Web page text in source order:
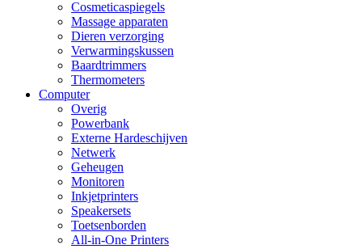
Cosmeticaspiegels
Massage apparaten
Dieren verzorging
Verwarmingskussen
Baardtrimmers
Thermometers
Computer
Overig
Powerbank
Externe Hardeschijven
Netwerk
Geheugen
Monitoren
Inkjetprinters
Speakersets
Toetsenborden
All-in-One Printers